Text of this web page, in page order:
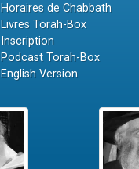
Horaires de Chabbath
Livres Torah-Box
Inscription
Podcast Torah-Box
English Version